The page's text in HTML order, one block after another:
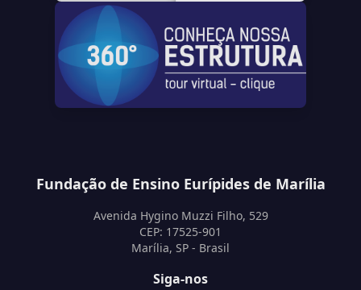
Fundação de Ensino Eurípides de Marília
Avenida Hygino Muzzi Filho, 529
CEP: 17525-901
Marília, SP - Brasil
Siga-nos